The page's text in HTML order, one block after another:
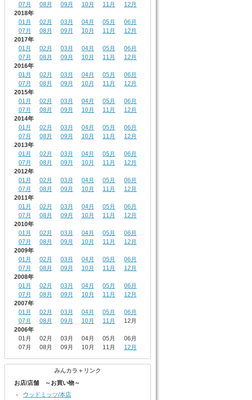
07月
08月 09月 10月 11月
12月
2018年
01月
02月 03月 04月 05月
06月
07月
08月 09月 10月 11月
12月
2017年
01月
02月 03月 04月 05月
06月
07月
08月 09月 10月 11月
12月
2016年
01月
02月 03月 04月 05月
06月
07月
08月 09月 10月 11月
12月
2015年
01月
02月 03月 04月 05月
06月
07月
08月 09月 10月 11月
12月
2014年
01月
02月 03月 04月 05月
06月
07月
08月 09月 10月 11月
12月
2013年
01月
02月 03月 04月 05月
06月
07月
08月 09月 10月 11月
12月
2012年
01月
02月 03月 04月 05月
06月
07月
08月 09月 10月 11月
12月
2011年
01月
02月 03月 04月 05月
06月
07月
08月 09月 10月 11月
12月
2010年
01月
02月 03月 04月 05月
06月
07月
08月 09月 10月 11月
12月
2009年
01月
02月 03月 04月 05月
06月
07月
08月 09月 10月 11月
12月
2008年
01月
02月 03月 04月 05月
06月
07月
08月 09月 10月 11月
12月
2007年
01月
02月 03月 04月 05月
06月
07月
08月 09月 10月 11月
12月
2006年
01月
02月 03月 04月 05月
06月
07月
08月 09月 10月 11月 12月
みんカラ＋リンク
お店/店舗 ～お買い物～
ウッドミッツ/本店